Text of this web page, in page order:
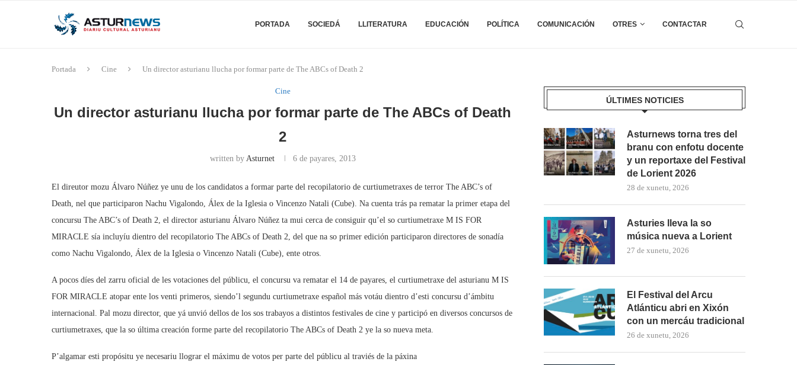
PORTADA SOCIEDÁ LLITERATURA EDUCACIÓN POLÍTICA COMUNICACIÓN OTRES CONTACTAR
Portada Cine Un director asturianu llucha por formar parte de The ABCs of Death 2
Cine
Un director asturianu llucha por formar parte de The ABCs of Death
2
written by Asturnet 6 de payares, 2013
El direutor mozu Álvaro Núñez ye unu de los candidatos a formar parte del recopilatorio de curtiumetraxes de terror The ABC’s of
Death, nel que participaron Nachu Vigalondo, Álex de la Iglesia o Vincenzo Natali (Cube). Na cuenta trás pa rematar la primer etapa del
concursu The ABC’s of Death 2, el director asturianu Álvaro Núñez ta mui cerca de consiguir qu’el so curtiumetraxe M IS FOR
MIRACLE sía incluyíu dientro del recopilatorio The ABCs of Death 2, del que na so primer edición participaron directores de sonadía
como Nachu Vigalondo, Álex de la Iglesia o Vincenzo Natali (Cube), ente otros.
A pocos díes del zarru oficial de les votaciones del públicu, el concursu va rematar el 14 de payares, el curtiumetraxe del asturianu M IS
FOR MIRACLE atopar ente los venti primeros, siendo’l segundu curtiumetraxe español más votáu dientro d’esti concursu d’ámbitu
internacional. Pal mozu director, que yá unvió dellos de los sos trabayos a distintos festivales de cine y participó en diversos concursos de
curtiumetraxes, que la so última creación forme parte del recopilatorio The ABCs of Death 2 ye la so nueva meta.
P’algamar esti propósitu ye necesariu llograr el máximu de votos per parte del públicu al traviés de la páxina
ÚLTIMES NOTICIES
Asturnews torna tres del
branu con enfotu docente
y un reportaxe del Festival
de Lorient 2026
28 de xunetu, 2026
Asturies lleva la so
música nueva a Lorient
27 de xunetu, 2026
El Festival del Arcu
Atlánticu abri en Xixón
con un mercáu tradicional
26 de xunetu, 2026